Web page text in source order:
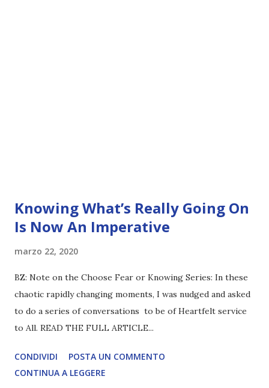
Knowing What’s Really Going On
Is Now An Imperative
marzo 22, 2020
BZ: Note on the Choose Fear or Knowing Series: In these
chaotic rapidly changing moments, I was nudged and asked
to do a series of conversations to be of Heartfelt service
to All. READ THE FULL ARTICLE...
CONDIVIDI
POSTA UN COMMENTO
CONTINUA A LEGGERE